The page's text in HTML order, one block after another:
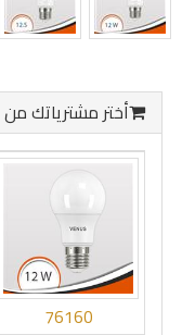
أختر مشترياتك من
76160